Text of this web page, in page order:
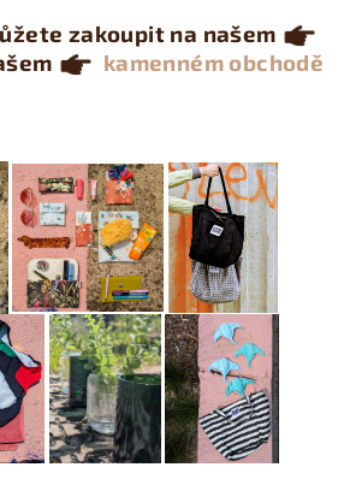
zakoupit na našem
kamenném obchodě